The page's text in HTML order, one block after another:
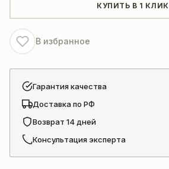
Кольцо
B160140951
(GB/T3452.1-
для
автогрейдеров
Sem
919,
КУПИТЬ В 1 КЛИК
В избранное
Гарантия качества
Доставка по РФ
Возврат 14 дней
Консультация эксперта